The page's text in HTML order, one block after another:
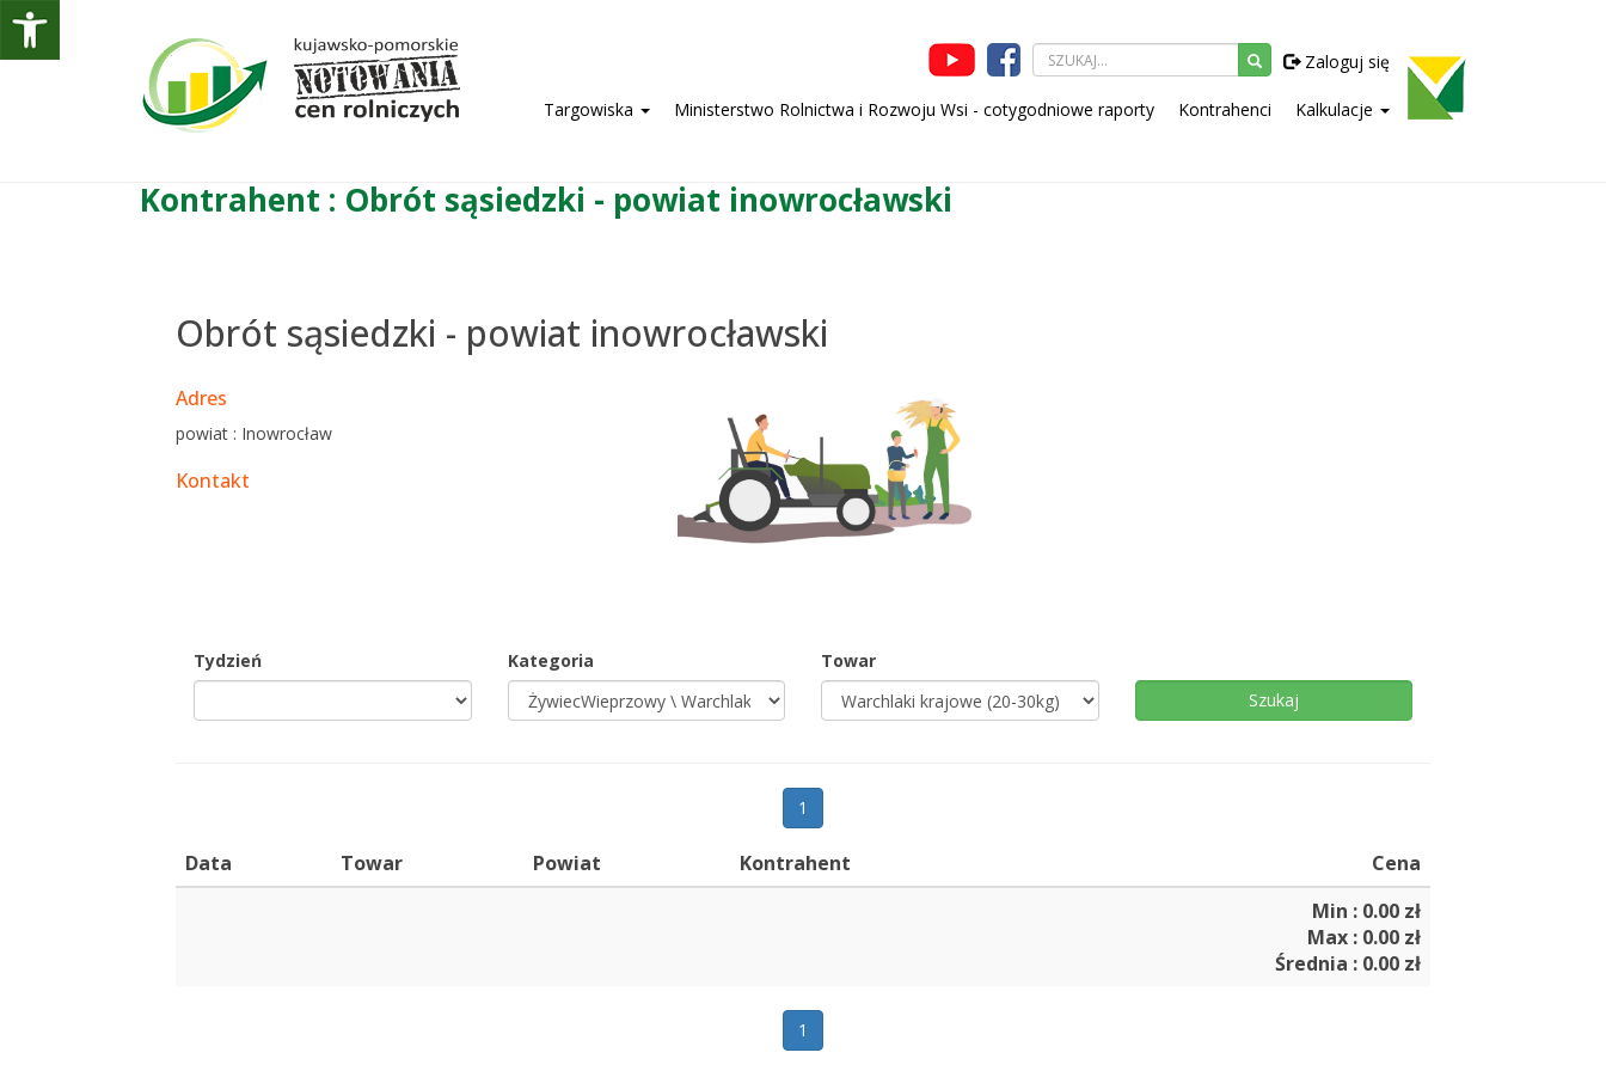
Zaloguj się
Targowiska Ministerstwo Rolnictwa i Rozwoju Wsi - cotygodniowe raporty Kontrahenci Kalkulacje
Kontrahent : Obrót sąsiedzki - powiat inowrocławski
Obrót sąsiedzki - powiat inowrocławski
Adres
powiat : Inowrocław
Kontakt
Tydzień Kategoria Towar
1
Data Towar Powiat Kontrahent
Cena
Min : 0.00 zł
Max : 0.00 zł
Średnia : 0.00 zł
1